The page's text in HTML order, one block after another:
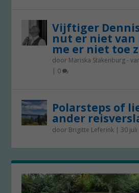
Vijftiger
nut er niet van
me er niet toe
door Mariska Stakenburg -
| 0
Polarsteps of
ander
door Brigitte Leferink | 30